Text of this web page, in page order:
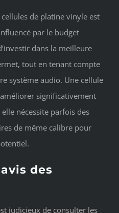
de platine vinyle est
par le budget
dans la meilleure
tout en tenant compte
système audio. Une cellule
significativement
elle nécessite parfois des
de même calibre pour
des
judicieux de consulter les